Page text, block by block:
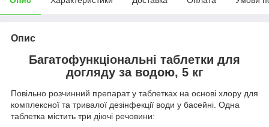
Опис
Багатофункціональні таблетки для
догляду за водою, 5 кг
Повільно розчинний препарат у таблетках на основі хлору для
комплексної та тривалої дезінфекції води у басейні. Одна
таблетка містить три діючі речовини: